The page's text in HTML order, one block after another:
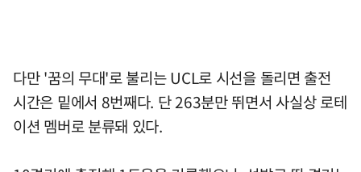
다만 '꿈의 무대'로 불리는 UCL로 시선을 돌리면 출전
시간은 밑에서 8번째다. 단 263분만 뛰면서 사실상 로테
이션 멤버로 분류돼 있다.